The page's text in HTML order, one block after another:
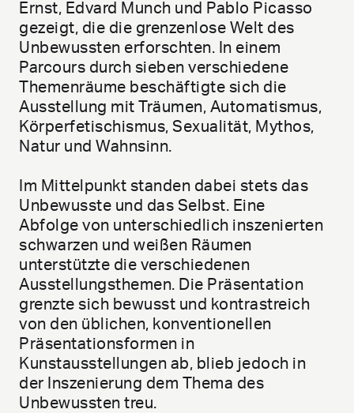
Ernst, Edvard Munch und Pablo Picasso
gezeigt, die die grenzenlose Welt des
Unbewussten erforschten. In einem
Parcours durch sieben verschiedene
Themenräume beschäftigte sich die
Ausstellung mit Träumen, Automatismus,
Körperfetischismus, Sexualität, Mythos,
Natur und Wahnsinn.
Im Mittelpunkt standen dabei stets das
Unbewusste und das Selbst. Eine
Abfolge von unterschiedlich inszenierten
schwarzen und weißen Räumen
unterstützte die verschiedenen
Ausstellungsthemen. Die Präsentation
grenzte sich bewusst und kontrastreich
von den üblichen, konventionellen
Präsentationsformen in
Kunstausstellungen ab, blieb jedoch in
der Inszenierung dem Thema des
Unbewussten treu.